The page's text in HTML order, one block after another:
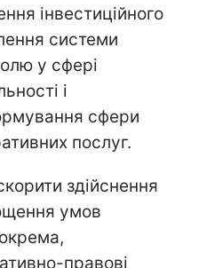
інвестиційного
системи
у сфері
і
сфери
послуг.
здійснення
умов
правові